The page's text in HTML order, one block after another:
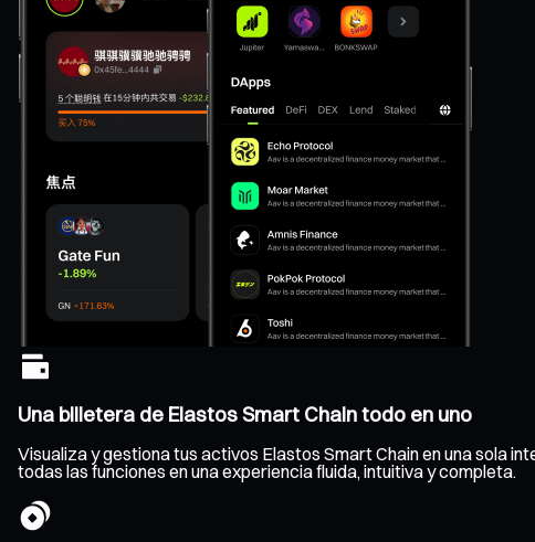
Una billetera de Elastos Smart Chain todo en uno
Visualiza y gestiona tus activos Elastos Smart Chain en una sola
todas las funciones en una experiencia fluida, intuitiva y completa.